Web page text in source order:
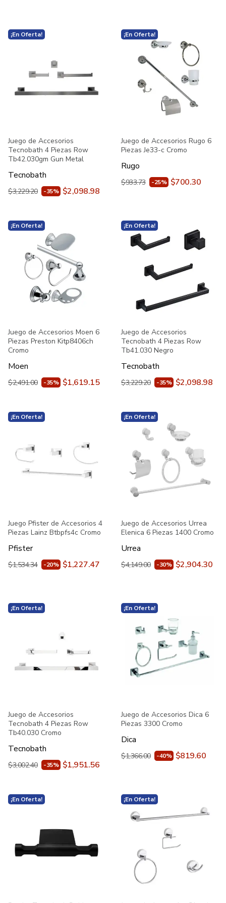
¡En Oferta!
Juego de Accesorios
Tecnobath 4 Piezas Row
Tb42.030gm Gun Metal
Tecnobath
$3,229.20 -35% $2,098.98
¡En Oferta!
Juego de Accesorios Rugo 6
Piezas Je33-c Cromo
Rugo
$933.73 -25% $700.30
¡En Oferta!
Juego de Accesorios Moen 6
Piezas Preston Kitp8406ch
Cromo
Moen
$2,491.00 -35% $1,619.15
¡En Oferta!
Juego de Accesorios
Tecnobath 4 Piezas Row
Tb41.030 Negro
Tecnobath
$3,229.20 -35% $2,098.98
¡En Oferta!
Juego Pfister de Accesorios 4
Piezas Lainz Btbpfs4c Cromo
Pfister
$1,534.34 -20% $1,227.47
¡En Oferta!
Juego de Accesorios Urrea
Elenica 6 Piezas 1400 Cromo
Urrea
$4,149.00 -30% $2,904.30
¡En Oferta!
Juego de Accesorios
Tecnobath 4 Piezas Row
Tb40.030 Cromo
Tecnobath
$3,002.40 -35% $1,951.56
¡En Oferta!
Juego de Accesorios Dica 6
Piezas 3300 Cromo
Dica
$1,366.00 -40% $819.60
¡En Oferta! ¡En Oferta!